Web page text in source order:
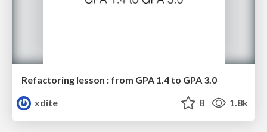
Refactoring lesson : from GPA 1.4 to GPA 3.0
xdite
8 1.8k